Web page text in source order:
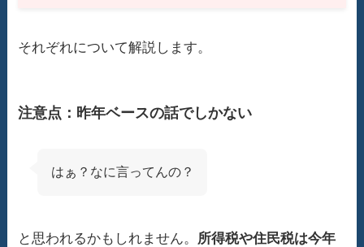
それぞれについて解説します。
注意点：昨年ベースの話でしかない
はぁ？なに言ってんの？
と思われるかもしれません。 所得税や住民税は今年